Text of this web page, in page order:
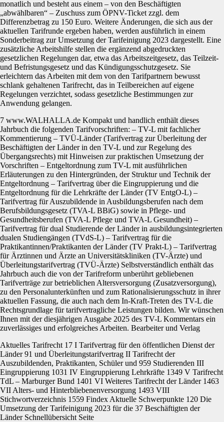
monatlich und besteht aus einem – von den Beschäftigten
„abwählbaren“ – Zuschuss zum ÖPNV-Ticket zzgl. dem
Differenzbetrag zu 150 Euro. Weitere Änderungen, die sich aus der
aktuellen Tarifrunde ergeben haben, werden ausführlich in einem
Sonderbeitrag zur Umsetzung der Tarifeinigung 2023 dargestellt. Eine
zusätzliche Arbeitshilfe stellen die ergänzend abgedruckten
gesetzlichen Regelungen dar, etwa das Arbeitszeitgesetz, das Teilzeit-
und Befristungsgesetz und das Kündigungsschutzgesetz. Sie
erleichtern das Arbeiten mit dem von den Tarifpartnern bewusst
schlank gehaltenen Tarifrecht, das in Teilbereichen auf eigene
Regelungen verzichtet, sodass gesetzliche Bestimmungen zur
Anwendung gelangen.
7 www.WALHALLA.de Kompakt und handlich enthält dieses
Jahrbuch die folgenden Tarifvorschriften: – TV-L mit fachlicher
Kommentierung – TVÜ-Länder (Tarifvertrag zur Überleitung der
Beschäftigten der Länder in den TV-L und zur Regelung des
Übergangsrechts) mit Hinweisen zur praktischen Umsetzung der
Vorschriften – Entgeltordnung zum TV-L mit ausführlichen
Erläuterungen zu den Hintergründen, der Struktur und Technik der
Entgeltordnung – Tarifvertrag über die Eingruppierung und die
Entgeltordnung für die Lehrkräfte der Länder (TV EntgO-L) –
Tarifvertrag für Auszubildende in Ausbildungsberufen nach dem
Berufsbildungsgesetz (TVA-L BBiG) sowie in Pflege- und
Gesundheitsberufen (TVA-L Pflege und TVA-L Gesundheit) –
Tarifvertrag für dual Studierende der Länder in ausbildungsintegrierten
dualen Studiengängen (TVdS-L) – Tarifvertrag für die
Praktikantinnen/Praktikanten der Länder (TV Prakt-L) – Tarifvertrag
für Ärztinnen und Ärzte an Universitätskliniken (TV-Ärzte) und
Überleitungstarifvertrag (TVÜ-Ärzte) Selbstverständlich enthält das
Jahrbuch auch die von der Tarifreform unberührt gebliebenen
Tarifverträge zur betrieblichen Altersversorgung (Zusatzversorgung),
zu den Personalunterkünften und zum Rationalisierungsschutz in ihrer
aktuellen Fassung, die auch nach dem In-Kraft-Treten des TV-L die
Rechtsgrundlage für tarifvertragliche Leistungen bilden. Wir wünschen
Ihnen mit der diesjährigen Ausgabe 2025 des TV-L Kommentars ein
zuverlässiges und erfolgreiches Arbeiten. Bearbeiter und Verlag
Aktuelles Tarifrecht 17 I Tarifvertrag für den öffentlichen Dienst der
Länder 91 und Überleitungstarifvertrag II Tarifrecht der
Auszubildenden, Praktikanten, Schüler und 959 Studierenden III
Eingruppierung 1031 IV Eingruppierung Lehrkräfte 1349 V Tarifrecht
TdL – Marburger Bund 1401 VI Weiteres Tarifrecht der Länder 1463
VII Alters- und Hinterbliebenenversorgung 1493 VIII
Stichwortverzeichnis 1559 Findex Aktuelle Schwerpunkte 120 Die
Umsetzung der Tarifeinigung 2023 für die 37 Beschäftigten der
Länder Schnellübersicht Seite